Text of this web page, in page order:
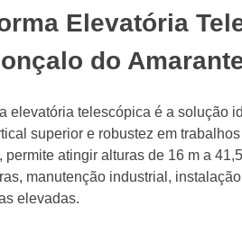
Elevatória
do
elevatória telescópica é a solução
superior e robustez em
permite atingir alturas de 16 m a
manutenção industrial,
elevadas.